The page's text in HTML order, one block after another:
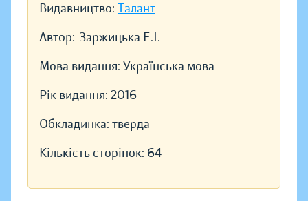
Видавництво: Талант
Автор: Заржицька Е.І.
Мова видання: Українська мова
Рік видання: 2016
Обкладинка: тверда
Кількість сторінок: 64